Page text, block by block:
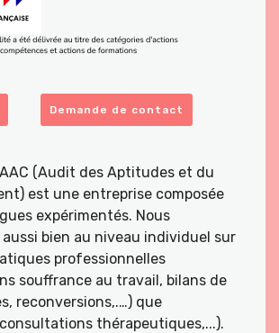
Demande de contact
(Audit des Aptitudes et du
est une entreprise composée
expérimentés. Nous
bien au niveau individuel sur
professionnelles
souffrance au travail, bilans de
reconversions,.…) que
thérapeutiques,...).